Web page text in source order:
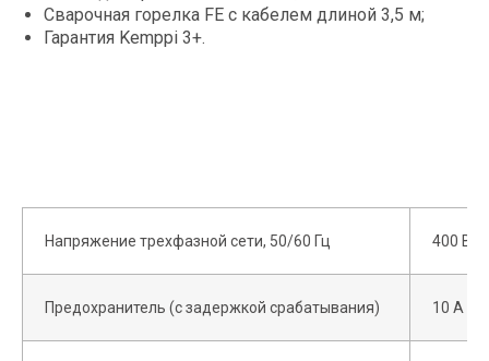
Сварочная горелка FE с кабелем длиной 3,5 м;
Гарантия Kemppi 3+.
Напряжение трехфазной сети, 50/60 Гц 400 В
Предохранитель (с задержкой срабатывания) 10 А